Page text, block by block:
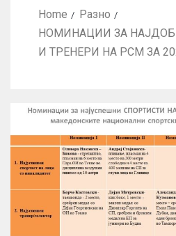
Home
Разно
НОМИНАЦИИ ЗА
И ТРЕНЕРИ НА РСМ ЗА